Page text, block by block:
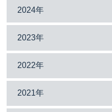
2024年
2023年
2022年
2021年